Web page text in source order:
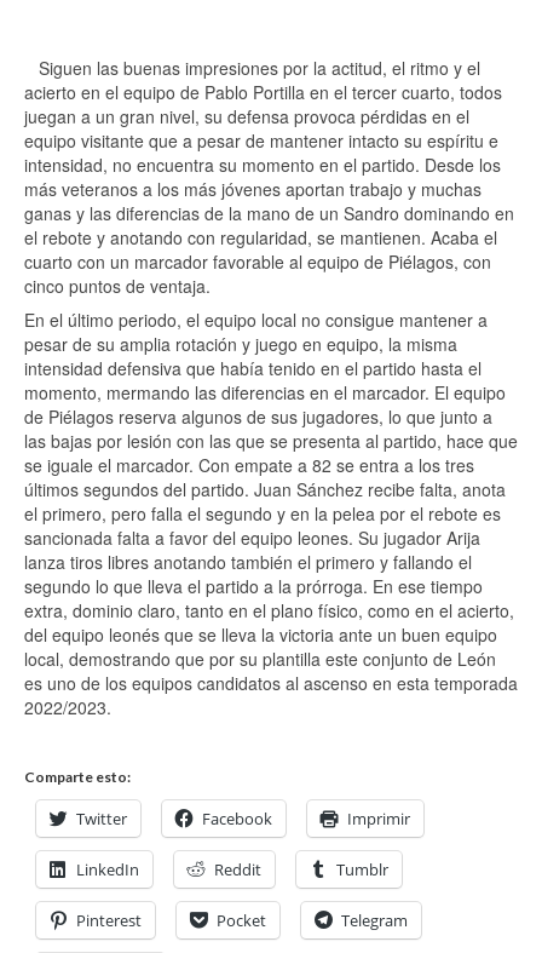
Siguen las buenas impresiones por la actitud, el ritmo y el
acierto en el equipo de Pablo Portilla en el tercer cuarto, todos
juegan a un gran nivel, su defensa provoca pérdidas en el
equipo visitante que a pesar de mantener intacto su espíritu e
intensidad, no encuentra su momento en el partido. Desde los
más veteranos a los más jóvenes aportan trabajo y muchas
ganas y las diferencias de la mano de un Sandro dominando en
el rebote y anotando con regularidad, se mantienen. Acaba el
cuarto con un marcador favorable al equipo de Piélagos, con
cinco puntos de ventaja.
En el último periodo, el equipo local no consigue mantener a
pesar de su amplia rotación y juego en equipo, la misma
intensidad defensiva que había tenido en el partido hasta el
momento, mermando las diferencias en el marcador. El equipo
de Piélagos reserva algunos de sus jugadores, lo que junto a
las bajas por lesión con las que se presenta al partido, hace que
se iguale el marcador. Con empate a 82 se entra a los tres
últimos segundos del partido. Juan Sánchez recibe falta, anota
el primero, pero falla el segundo y en la pelea por el rebote es
sancionada falta a favor del equipo leones. Su jugador Arija
lanza tiros libres anotando también el primero y fallando el
segundo lo que lleva el partido a la prórroga. En ese tiempo
extra, dominio claro, tanto en el plano físico, como en el acierto,
del equipo leonés que se lleva la victoria ante un buen equipo
local, demostrando que por su plantilla este conjunto de León
es uno de los equipos candidatos al ascenso en esta temporada
2022/2023.
Comparte esto:
Twitter Facebook Imprimir
LinkedIn Reddit Tumblr
Pinterest Pocket Telegram